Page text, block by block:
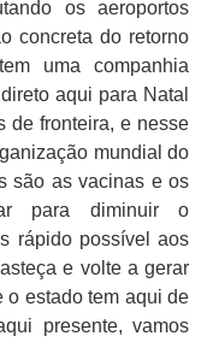
os aeroportos
concreta do retorno
uma companhia
aqui para Natal
de fronteira, e nesse
mundial do
são as vacinas e os
para diminuir o
rápido possível aos
e volte a gerar
o estado tem aqui de
presente, vamos